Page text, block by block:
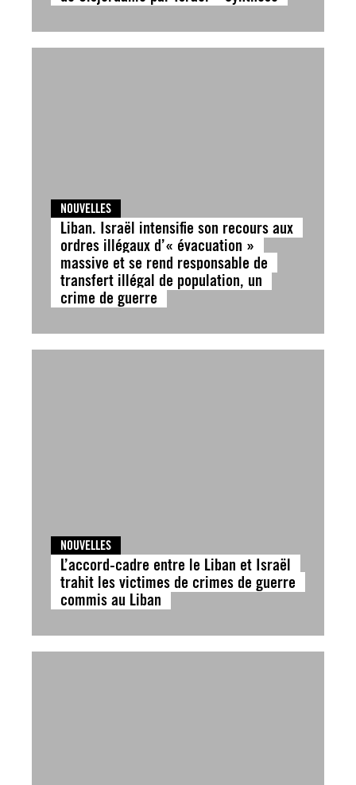
NOUVELLES
Liban. Israël intensifie son recours aux
ordres illégaux d’« évacuation »
massive et se rend responsable de
transfert illégal de population, un
crime de guerre
NOUVELLES
L’accord-cadre entre le Liban et Israël
trahit les victimes de crimes de guerre
commis au Liban